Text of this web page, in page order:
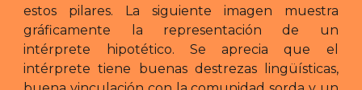
estos pilares. La siguiente imagen muestra
gráficamente la representación de un
intérprete hipotético. Se aprecia que el
intérprete tiene buenas destrezas lingüísticas,